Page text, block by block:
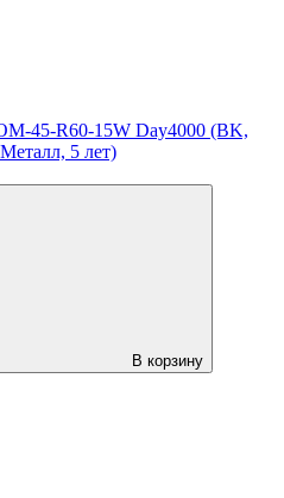
45-R60-15W Day4000 (BK,
5 лет)
В корзину